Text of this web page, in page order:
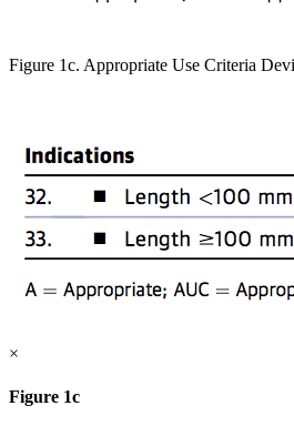
Figure 1c. Appropriate Use Criteria
×
Figure 1c